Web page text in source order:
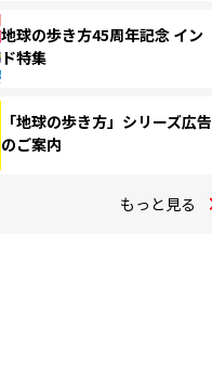
地球の歩き方45周年記念 イン
ド特集
「地球の歩き方」シリーズ広告
のご案内
もっと見る